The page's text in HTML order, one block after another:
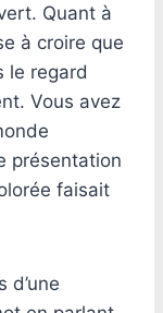
Quant à
à croire que
le regard
Vous avez
présentation
faisait
d’une